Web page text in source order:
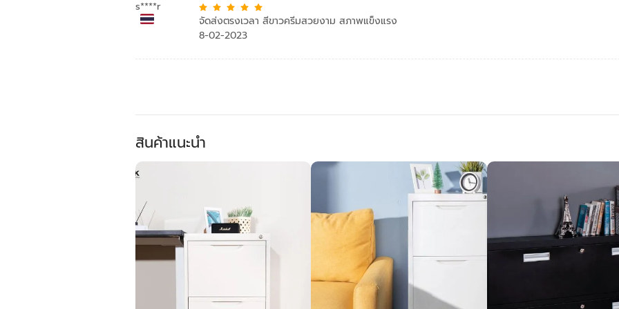
s****r
จัดส่งตรงเวลา สีขาวครีมสวยงาม สภาพแข็งแรง
8-02-2023
สินค้าแนะนำ